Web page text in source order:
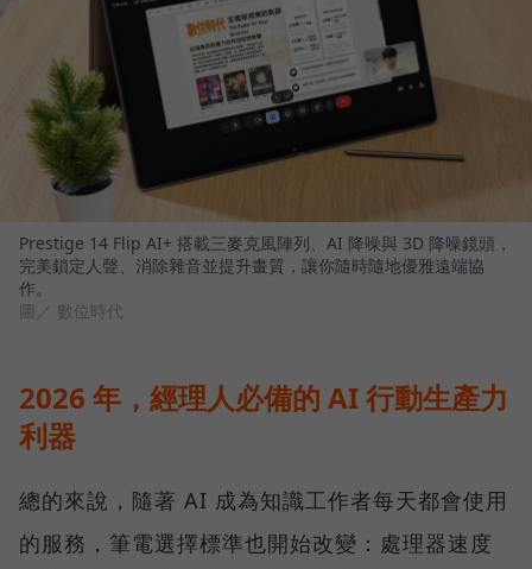
Prestige 14 Flip AI+ 搭載三麥克風陣列、AI 降噪與 3D 降噪鏡頭，
完美鎖定人聲、消除雜音並提升畫質，讓你隨時隨地優雅遠端協
作。
圖／ 數位時代
2026 年，經理人必備的 AI 行動生產力
利器
總的來說，隨著 AI 成為知識工作者每天都會使用
的服務，筆電選擇標準也開始改變：處理器速度